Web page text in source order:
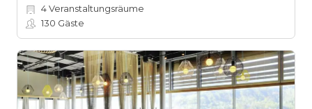
4Veranstaltungsräume
130 Gäste